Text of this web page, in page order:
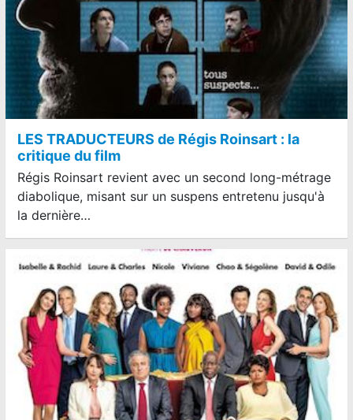
LES TRADUCTEURS de Régis Roinsart : la
critique du film
Régis Roinsart revient avec un second long-métrage
diabolique, misant sur un suspens entretenu jusqu'à
la dernière…